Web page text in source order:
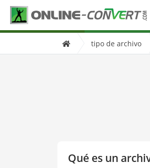
tipo de archivo
Qué es un